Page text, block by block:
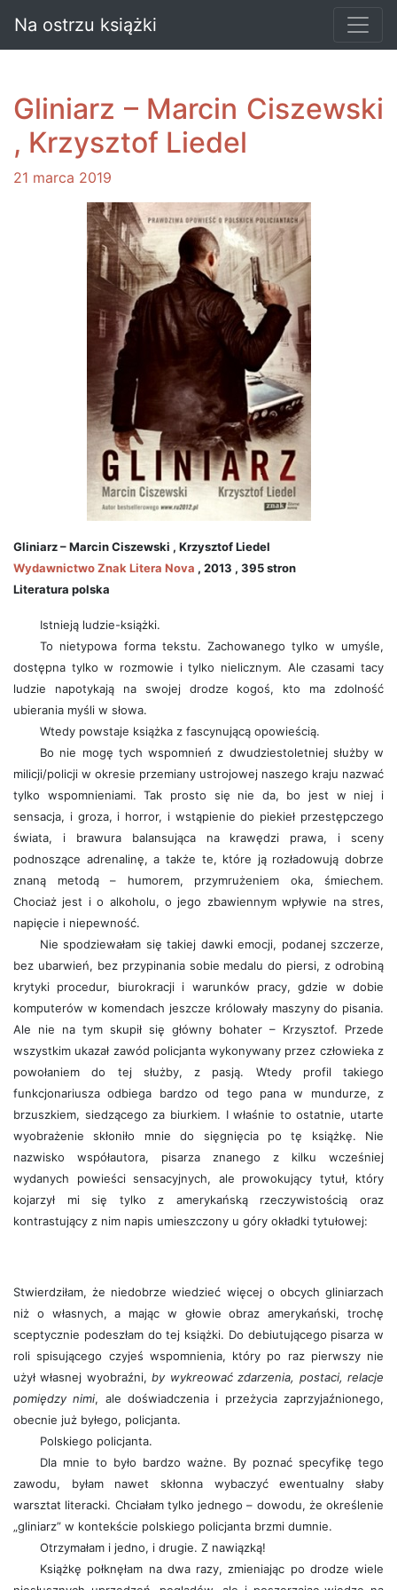
Na ostrzu książki
Gliniarz – Marcin Ciszewski
, Krzysztof Liedel
21 marca 2019
Gliniarz – Marcin Ciszewski , Krzysztof Liedel
Wydawnictwo Znak Litera Nova , 2013 , 395 stron
Literatura polska
Istnieją ludzie-książki.
To nietypowa forma tekstu. Zachowanego tylko w umyśle,
dostępna tylko w rozmowie i tylko nielicznym. Ale czasami tacy
ludzie napotykają na swojej drodze kogoś, kto ma zdolność
ubierania myśli w słowa.
Wtedy powstaje książka z fascynującą opowieścią.
Bo nie mogę tych wspomnień z dwudziestoletniej służby w
milicji/policji w okresie przemiany ustrojowej naszego kraju nazwać
tylko wspomnieniami. Tak prosto się nie da, bo jest w niej i
sensacja, i groza, i horror, i wstąpienie do piekieł przestępczego
świata, i brawura balansująca na krawędzi prawa, i sceny
podnoszące adrenalinę, a także te, które ją rozładowują dobrze
znaną metodą – humorem, przymrużeniem oka, śmiechem.
Chociaż jest i o alkoholu, o jego zbawiennym wpływie na stres,
napięcie i niepewność.
Nie spodziewałam się takiej dawki emocji, podanej szczerze,
bez ubarwień, bez przypinania sobie medalu do piersi, z odrobiną
krytyki procedur, biurokracji i warunków pracy, gdzie w dobie
komputerów w komendach jeszcze królowały maszyny do pisania.
Ale nie na tym skupił się główny bohater – Krzysztof. Przede
wszystkim ukazał zawód policjanta wykonywany przez człowieka z
powołaniem do tej służby, z pasją. Wtedy profil takiego
funkcjonariusza odbiega bardzo od tego pana w mundurze, z
brzuszkiem, siedzącego za biurkiem. I właśnie to ostatnie, utarte
wyobrażenie skłoniło mnie do sięgnięcia po tę książkę. Nie
nazwisko współautora, pisarza znanego z kilku wcześniej
wydanych powieści sensacyjnych, ale prowokujący tytuł, który
kojarzył mi się tylko z amerykańską rzeczywistością oraz
kontrastujący z nim napis umieszczony u góry okładki tytułowej:
Stwierdziłam, że niedobrze wiedzieć więcej o obcych gliniarzach
niż o własnych, a mając w głowie obraz amerykański, trochę
sceptycznie podeszłam do tej książki. Do debiutującego pisarza w
roli spisującego czyjeś wspomnienia, który po raz pierwszy nie
użył własnej wyobraźni,by wykreować zdarzenia, postaci, relacje
pomiędzy nimi, ale doświadczenia i przeżycia zaprzyjaźnionego,
obecnie już byłego, policjanta.
Polskiego policjanta.
Dla mnie to było bardzo ważne. By poznać specyfikę tego
zawodu, byłam nawet skłonna wybaczyć ewentualny słaby
warsztat literacki. Chciałam tylko jednego – dowodu, że określenie
„gliniarz” w kontekście polskiego policjanta brzmi dumnie.
Otrzymałam i jedno, i drugie. Z nawiązką!
Książkę połknęłam na dwa razy, zmieniając po drodze wiele